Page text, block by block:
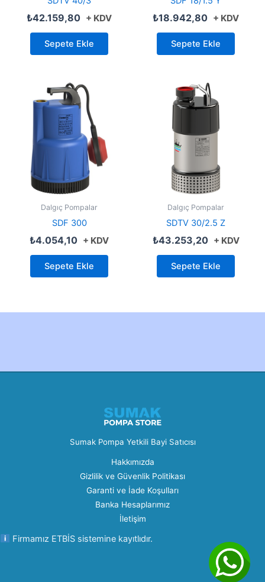
₺42.159,80 + KDV
Sepete Ekle
₺18.942,80 + KDV
Sepete Ekle
Dalgıç Pompalar
SDF 300
₺4.054,10 + KDV
Sepete Ekle
Dalgıç Pompalar
SDTV 30/2.5 Z
₺43.253,20 + KDV
Sepete Ekle
Sumak Pompa Yetkili Bayi Satıcısı
Hakkımızda
Gizlilik ve Güvenlik Politikası
Garanti ve İade Koşulları
Banka Hesaplarımız
İletişim
Firmamız ETBİS sistemine kayıtlıdır.